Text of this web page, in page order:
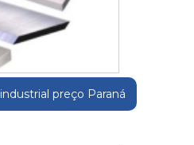
preço Paraná